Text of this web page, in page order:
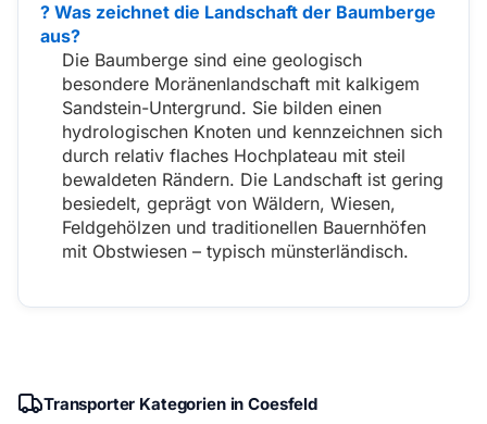
? Was zeichnet die Landschaft der Baumberge
aus?
Die Baumberge sind eine geologisch
besondere Moränenlandschaft mit kalkigem
Sandstein-Untergrund. Sie bilden einen
hydrologischen Knoten und kennzeichnen sich
durch relativ flaches Hochplateau mit steil
bewaldeten Rändern. Die Landschaft ist gering
besiedelt, geprägt von Wäldern, Wiesen,
Feldgehölzen und traditionellen Bauernhöfen
mit Obstwiesen – typisch münsterländisch.
Transporter Kategorien in Coesfeld